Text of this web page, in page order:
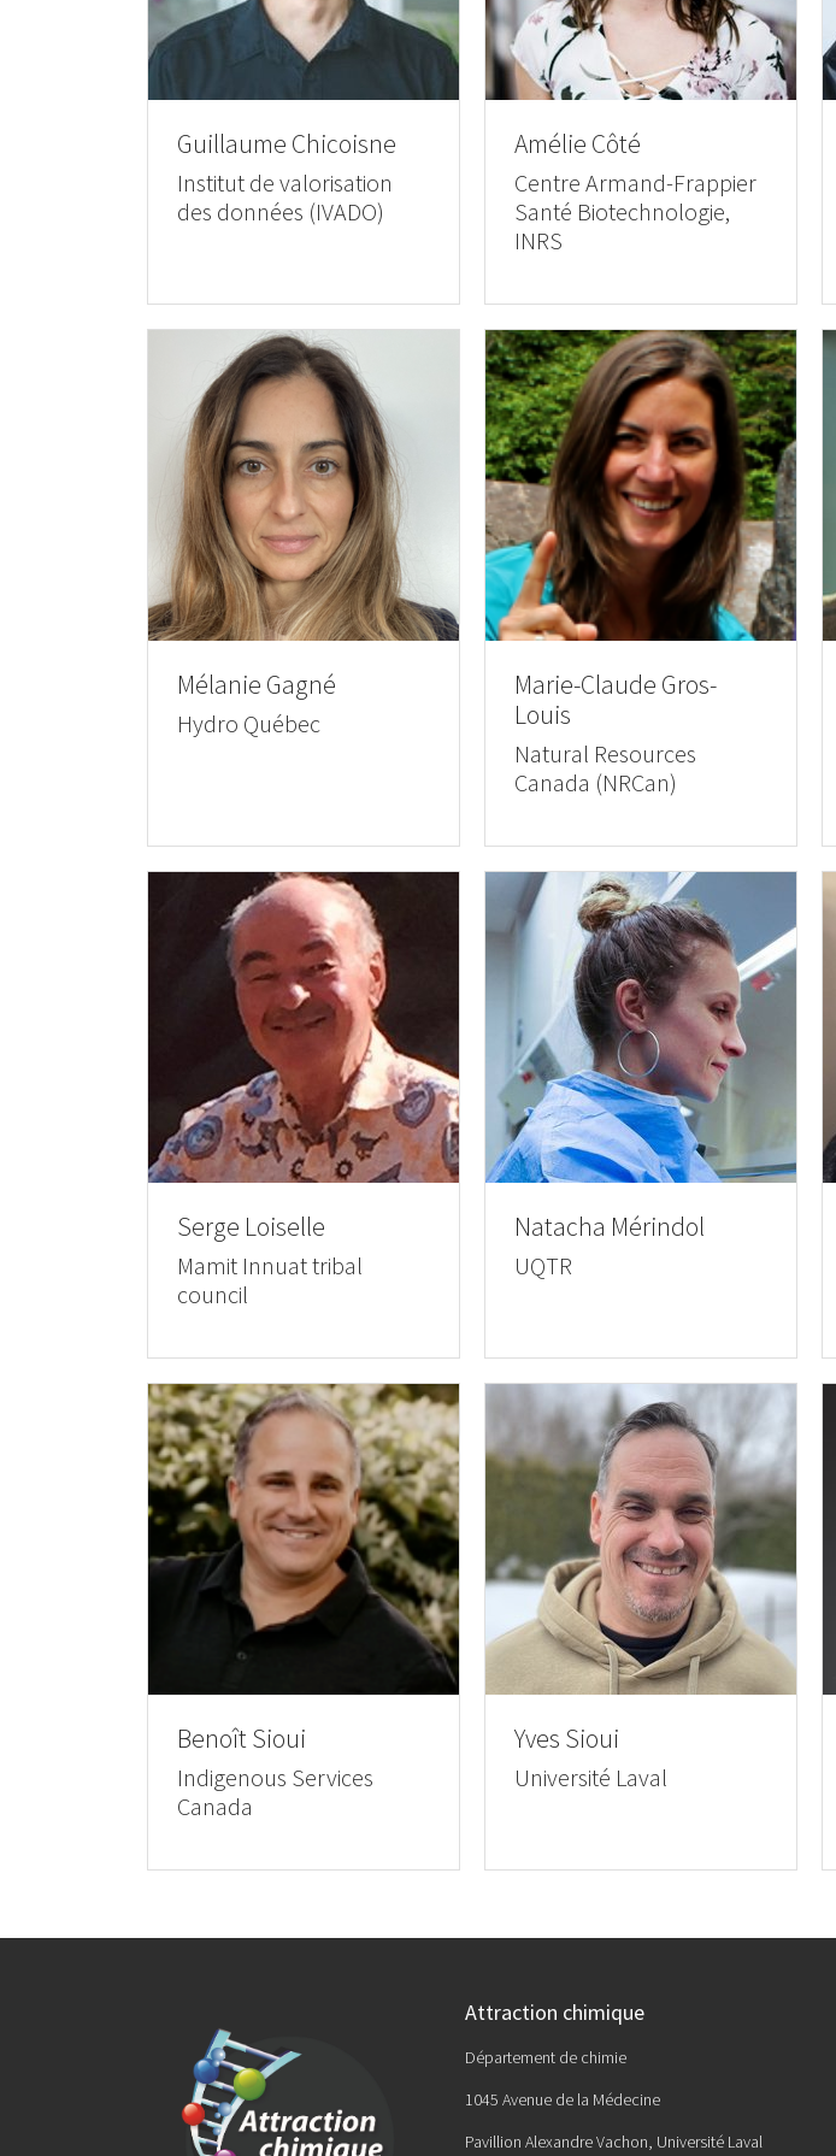
Guillaume Chicoisne
Institut de valorisation
des données (IVADO)
Amélie Côté
Centre Armand-Frappier
Santé Biotechnologie,
INRS
Mélanie Gagné
Hydro Québec
Marie-Claude Gros-
Louis
Natural Resources
Canada (NRCan)
Serge Loiselle
Mamit Innuat tribal
council
Natacha Mérindol
UQTR
Benoît Sioui
Indigenous Services
Canada
Yves Sioui
Université Laval
Attraction chimique
Département de chimie
1045 Avenue de la Médecine
Pavillion Alexandre Vachon, Université Laval